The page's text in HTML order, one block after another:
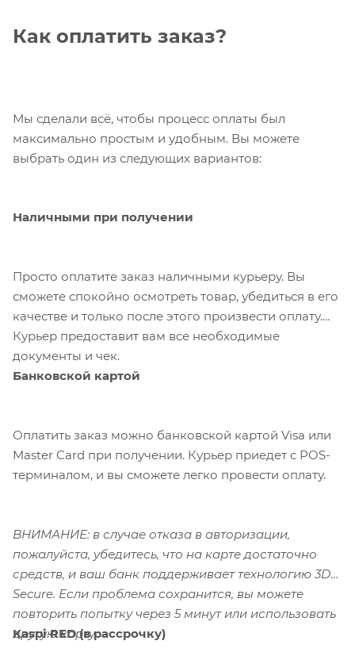
Как оплатить заказ?
Мы сделали всё, чтобы процесс оплаты был
максимально простым и удобным. Вы можете
выбрать один из следующих вариантов:
Наличными при получении
Просто оплатите заказ наличными курьеру. Вы
сможете спокойно осмотреть товар, убедиться в его
качестве и только после этого произвести оплату.
Курьер предоставит вам все необходимые
документы и чек.
Банковской картой
Оплатить заказ можно банковской картой Visa или
Master Card при получении. Курьер приедет с POS-
терминалом, и вы сможете легко провести оплату.
ВНИМАНИЕ: в случае отказа в авторизации,
пожалуйста, убедитесь, что на карте достаточно
средств, и ваш банк поддерживает технологию 3D-
Secure. Если проблема сохранится, вы можете
повторить попытку через 5 минут или использовать
другую карту.
Kaspi RED (в рассрочку)